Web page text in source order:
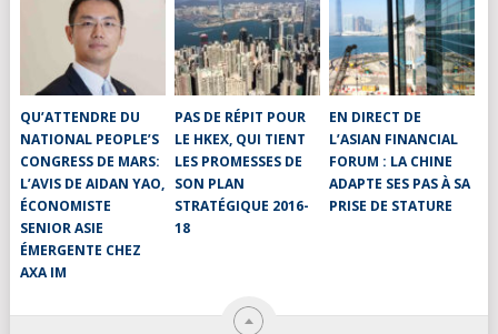
QU’ATTENDRE DU
NATIONAL PEOPLE’S
CONGRESS DE MARS:
L’AVIS DE AIDAN YAO,
ÉCONOMISTE
SENIOR ASIE
ÉMERGENTE CHEZ
AXA IM
PAS DE RÉPIT POUR
LE HKEX, QUI TIENT
LES PROMESSES DE
SON PLAN
STRATÉGIQUE 2016-
18
EN DIRECT DE
L’ASIAN FINANCIAL
FORUM : LA CHINE
ADAPTE SES PAS À SA
PRISE DE STATURE